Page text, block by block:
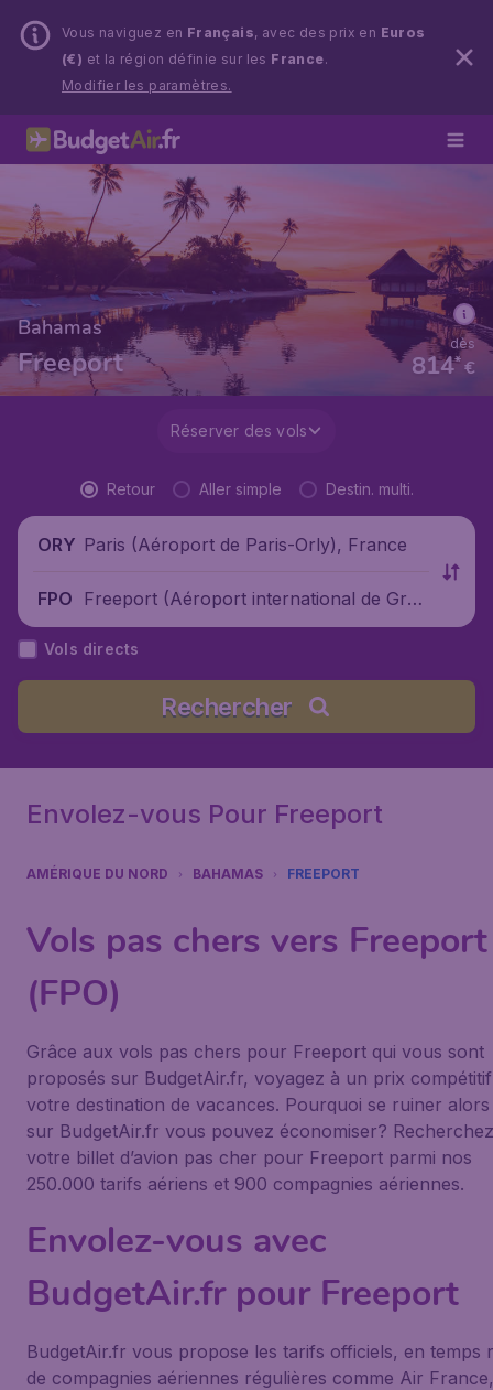
Vous naviguez en Français, avec des prix en Euros
(€) et la région définie sur les France.
Modifier les paramètres.
Bahamas
Freeport €
814*
dès
Réserver des vols
Retour Aller simple Destin. multi.
ORY Paris (Aéroport de Paris-Orly), France
FPO Freeport (Aéroport international de Gran
d Bahama), Bahamas
Vols directs
Rechercher
Envolez-vous Pour Freeport
AMÉRIQUE DU NORD BAHAMAS FREEPORT
Vols pas chers vers Freeport
(FPO)
Grâce aux vols pas chers pour Freeport qui vous sont
proposés sur BudgetAir.fr, voyagez à un prix
votre destination de vacances. Pourquoi se ruiner
sur BudgetAir.fr vous pouvez économiser? Recherchez
votre billet d’avion pas cher pour Freeport parmi nos
250.000 tarifs aériens et 900 compagnies aériennes.
Envolez-vous avec
BudgetAir.fr pour Freeport
BudgetAir.fr vous propose les tarifs officiels, en temps
de compagnies aériennes régulières comme Air France,